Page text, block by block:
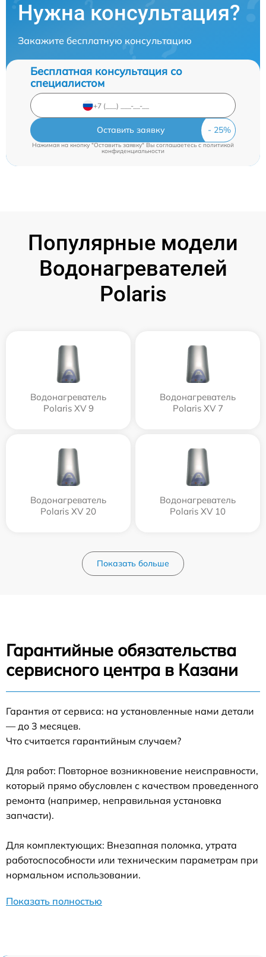
Нужна консультация?
Закажите бесплатную консультацию
Бесплатная консультация со
специалистом
Оставить заявку
Нажимая на кнопку "Оставить заявку" Вы соглашаетесь cполитикой
конфиденциальности
Популярные модели
Водонагревателей
Polaris
Водонагреватель
Polaris XV 9
Водонагреватель
Polaris XV 7
Водонагреватель
Polaris XV 20
Водонагреватель
Polaris XV 10
Показать больше
Гарантийные обязательства
сервисного центра в Казани
Гарантия от сервиса: на установленные нами детали
— до 3 месяцев.
Что считается гарантийным случаем?
Для работ: Повторное возникновение неисправности,
который прямо обусловлен с качеством проведенного
ремонта (например, неправильная установка
запчасти).
Для комплектующих: Внезапная поломка, утрата
работоспособности или техническим параметрам при
нормальном использовании.
Показать полностью